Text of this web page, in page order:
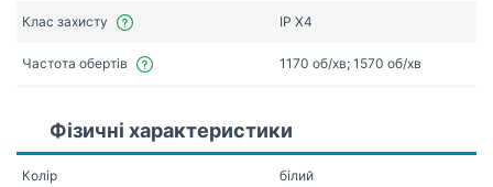
Клас захисту IP X4
Частота обертів 1170 об/хв; 1570 об/хв
Фізичні характеристики
Колір білий